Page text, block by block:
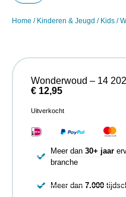
Home / Kinderen & Jeugd / Kids /
Wonderwoud – 14
€ 12,95
Uitverkocht
Meer dan 30+ jaar
branche
Meer dan 7.000